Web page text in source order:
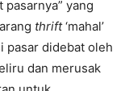
yang
thrift‘mahal’
pasar didebat oleh
dan merusak